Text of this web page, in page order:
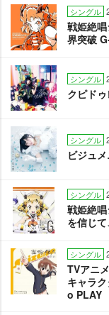
シングル
戦姫絶
界突破
シングル
クピド
シングル
ビジュ
シングル
戦姫絶
を信じ
シングル
TVアニ
キャラ
o PLAY